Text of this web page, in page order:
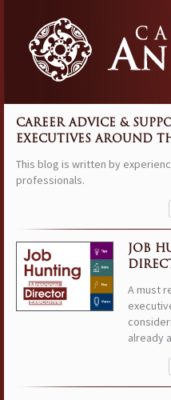
CAREER ADVICE &
EXECUTIVES AROUND
This blog is written by
professionals.
JOB
A must
already